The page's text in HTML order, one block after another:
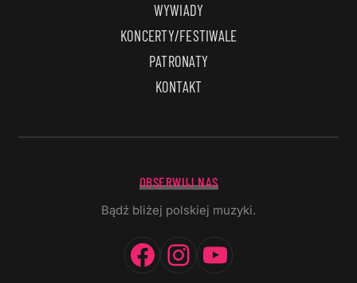
WYWIADY
KONCERTY/FESTIWALE
PATRONATY
KONTAKT
OBSERWUJ NAS
Bądź bliżej polskiej muzyki.
Facebook
Instagram